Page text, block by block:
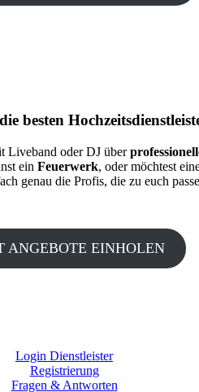
besten
Liveband oder DJ über
ein Feuerwerk, oder möchtest
genau die Profis, die zu euch
ANGEBOTE EINHOLEN
Login Dienstleister
Registrierung
Fragen & Antworten